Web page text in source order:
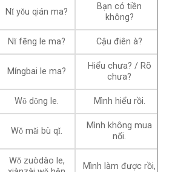
Nǐ yǒu qián ma?
Bạn có tiền
không?
Nǐ fēng le ma? Cậu điên à?
Míngbai le ma?
Hiểu chưa? / Rõ
chưa?
Wǒ dǒng le. Mình hiểu rồi.
Wǒ mǎi bù qǐ.
Mình không mua
nổi.
Wǒ zuòdào le,
Mình làm được rồi,